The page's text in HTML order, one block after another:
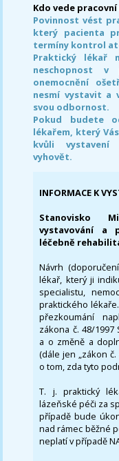
Kdo vede
Povinnost vést
který pacienta
termíny kontrol
Praktický lékař
neschopnost
onemocnění
nesmí vystavit a
svou odbornost.
Pokud budete
lékařem, který
kvůli vystavení
vyhovět.
INFORMACE K
Stanovisko
vystavování a
léčebně
Návrh
lékař, který ji
specialistu,
praktického
přezkoumání
zákona č. 48/
a o změně a
(dále jen „zákon
o tom, zda tyto
T. j. praktický
lázeňské péči za
případě bude
nad rámec běžné
neplatí v případě